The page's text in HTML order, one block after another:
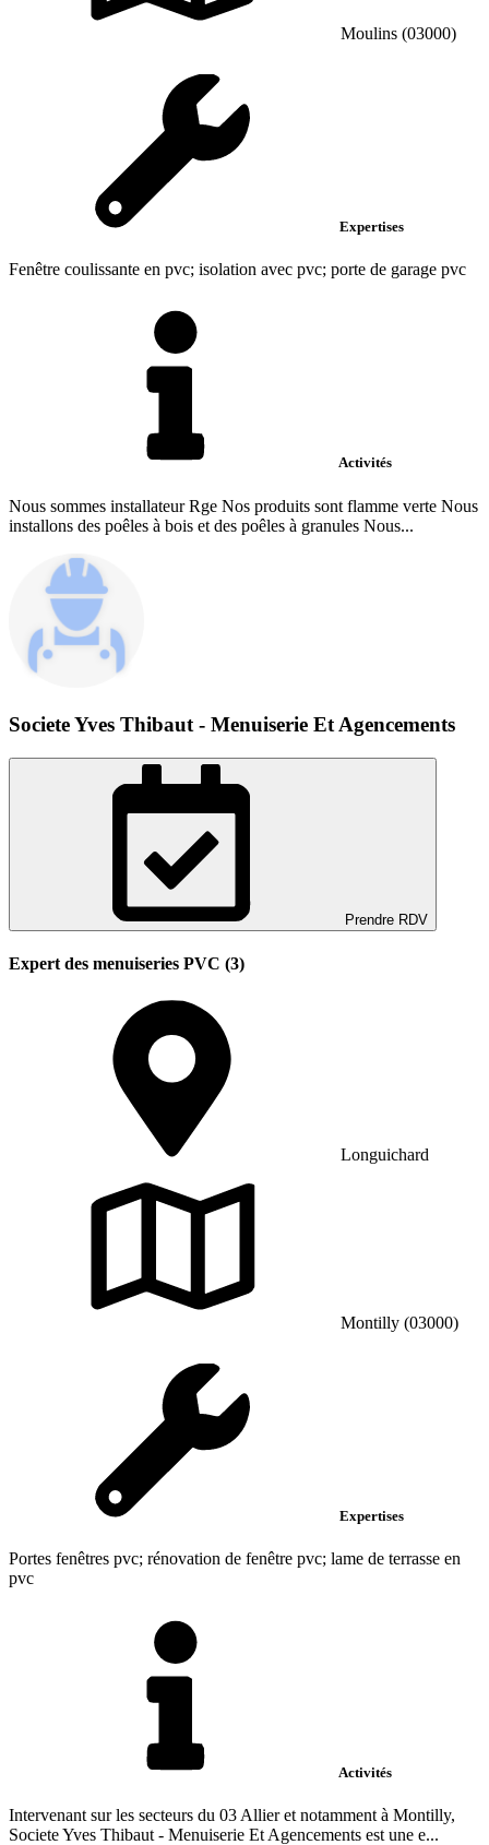
Moulins (03000)
Expertises
Fenêtre coulissante en pvc; isolation avec pvc; porte de garage pvc
Activités
Nous sommes installateur Rge Nos produits sont flamme verte Nous
installons des poêles à bois et des poêles à granules Nous...
Societe Yves Thibaut - Menuiserie Et Agencements
Prendre RDV
Expert des menuiseries PVC (3)
Longuichard
Montilly (03000)
Expertises
Portes fenêtres pvc; rénovation de fenêtre pvc; lame de terrasse en
pvc
Activités
Intervenant sur les secteurs du 03 Allier et notamment à Montilly,
Societe Yves Thibaut - Menuiserie Et Agencements est une e...